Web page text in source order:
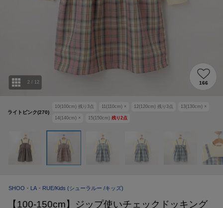
ライトピンク(270)
10(100cm) 残り 3点 11(110cm) × 12(120cm) 残り 3点 13(130cm) ×
14(140cm) × 15(150cm) 残り 2点
2 / 12 166
SHOO・LA・RUE/Kids (シューラルー /キッズ)
【100-150cm】ジップ使いチェックドッキング